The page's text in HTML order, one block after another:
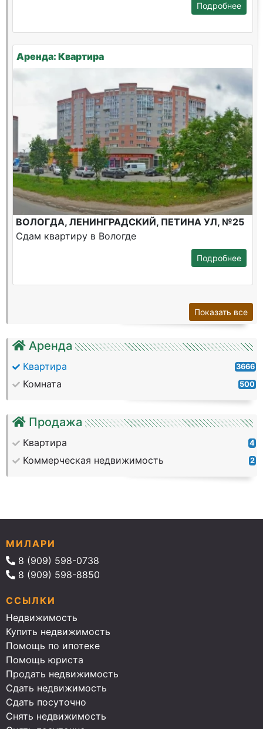
Аренда
Квартира 3666
Комната 500
Продажа
Квартира 4
Коммерческая недвижимость 2
Подробнее
Аренда: Квартира
ВОЛОГДА, ЛЕНИНГРАДСКИЙ, ПЕТИНА УЛ, №25
Сдам квартиру в Вологде
Подробнее
Показать все
МИЛАРИ
8 (909) 598-0738
8 (909) 598-8850
ССЫЛКИ
Недвижимость
Купить недвижимость
Помощь по ипотеке
Помощь юриста
Продать недвижимость
Сдать недвижимость
Сдать посуточно
Снять недвижимость